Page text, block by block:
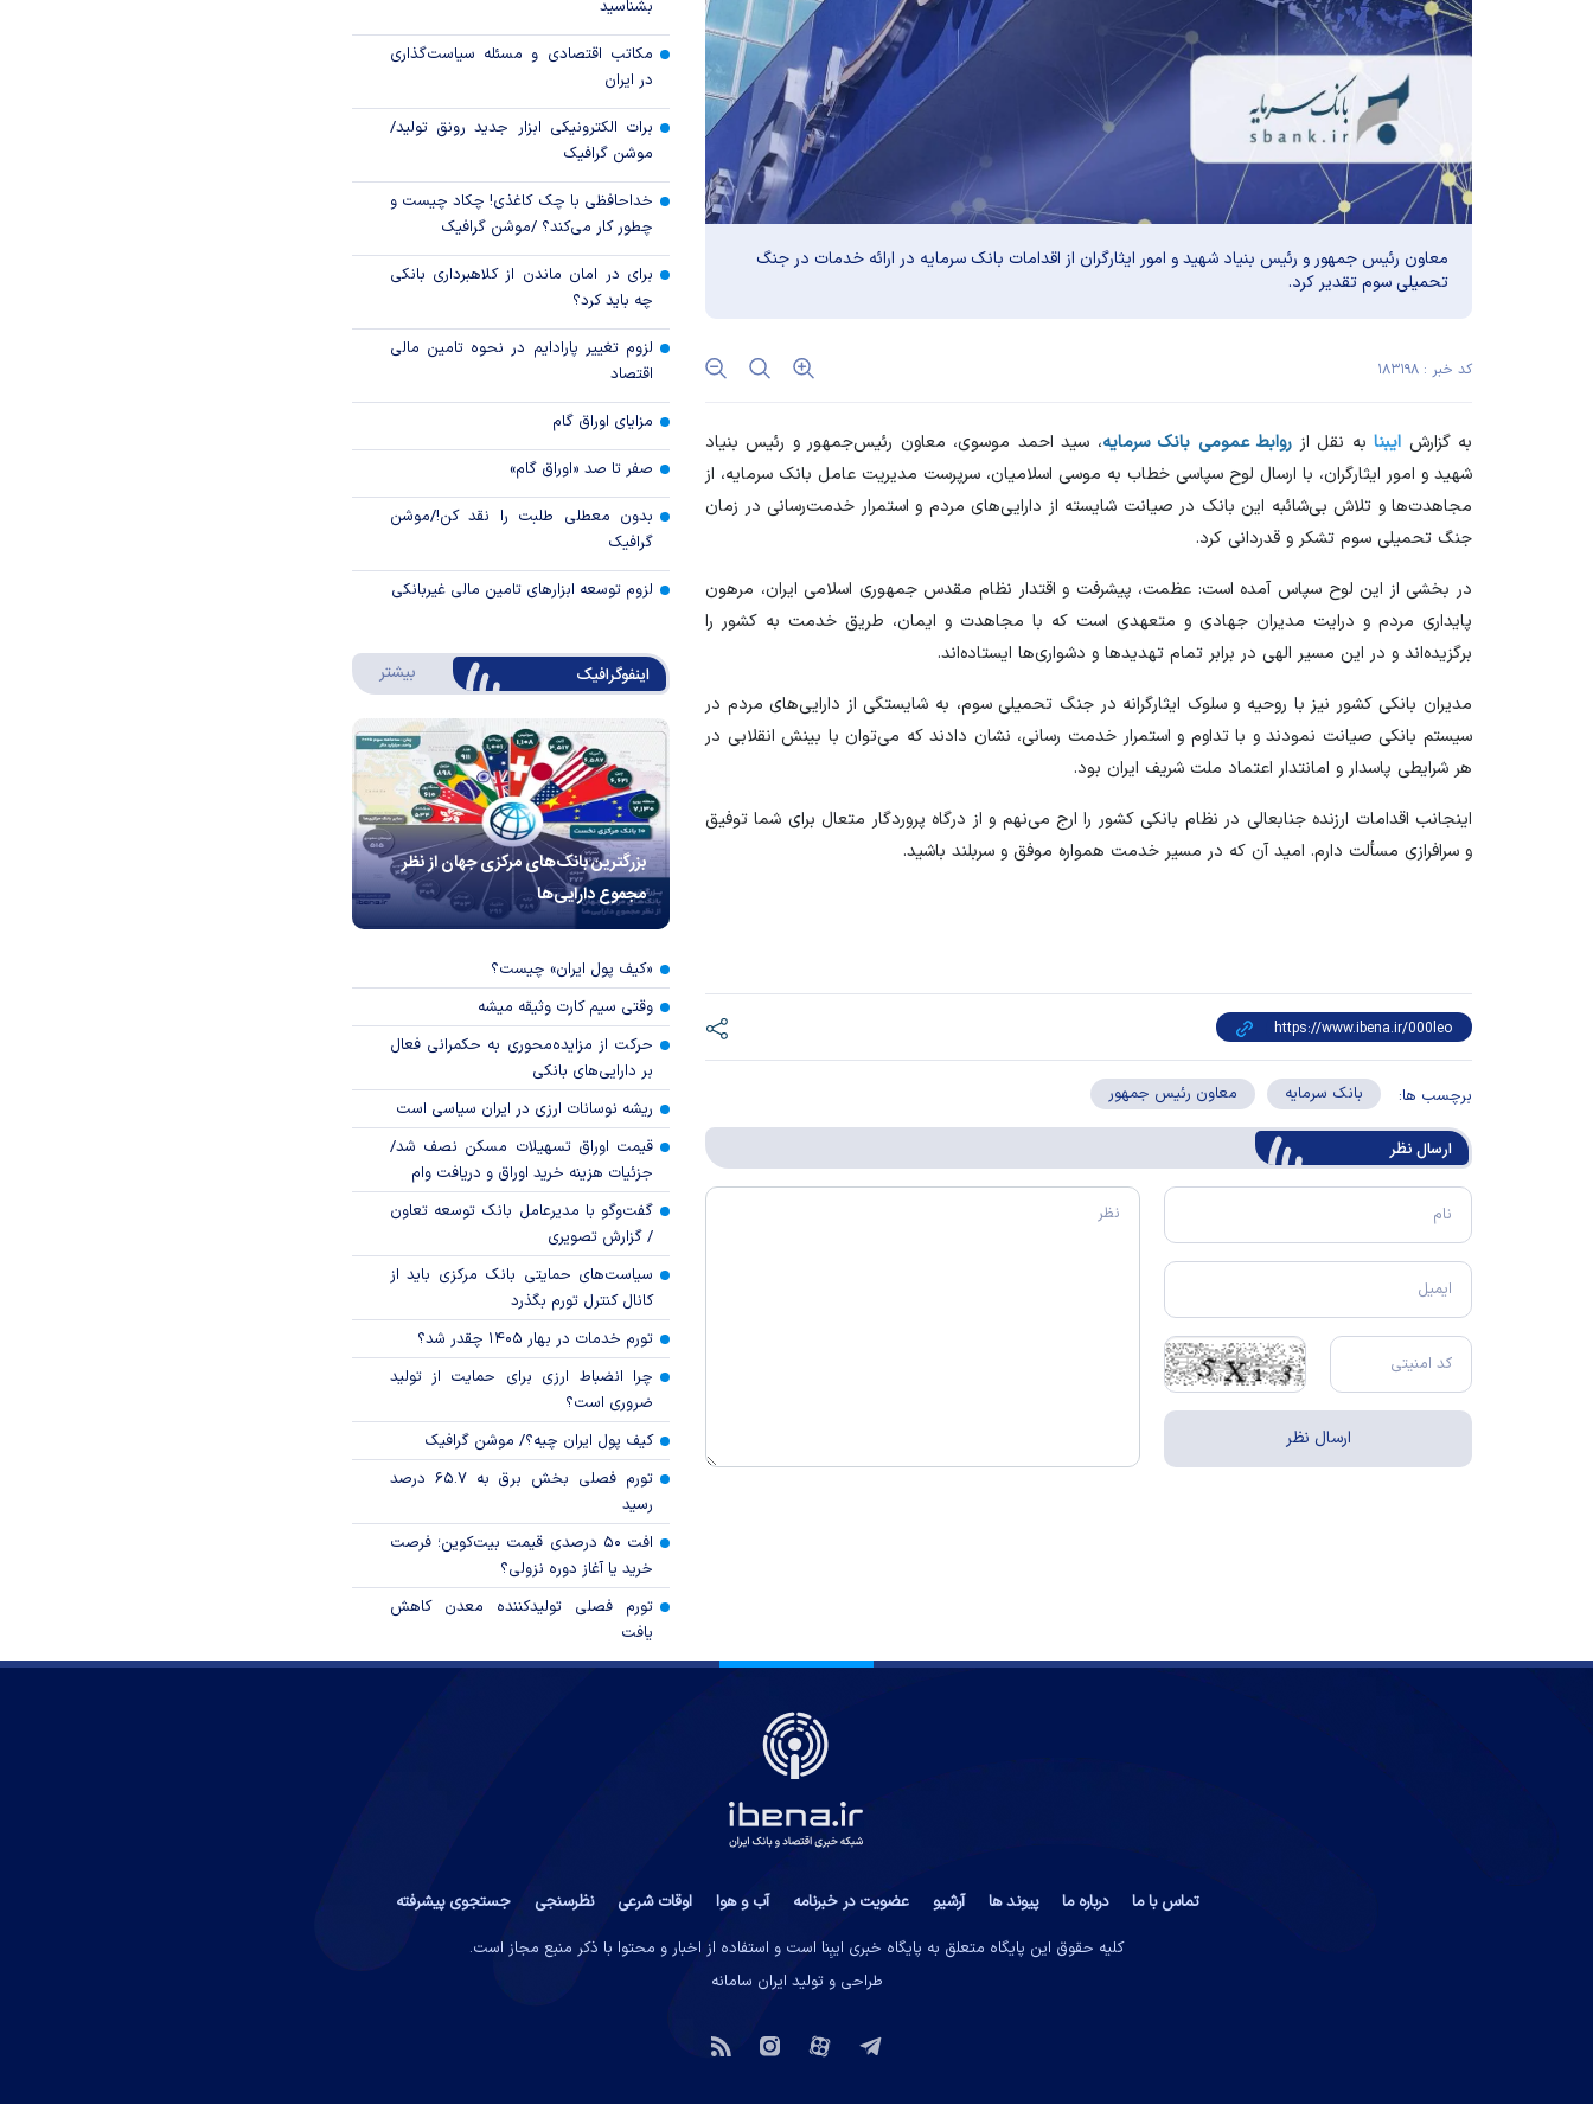
معاون رئیس جمهور و رئیس بنیاد شهید و امور ایثارگران از اقدامات بانک سرمایه در ارائه خدمات در جنگ
تحمیلی سوم تقدیر کرد.
کد خبر : ۱۸۳۱۹۸
به گزارش ایبنا به نقل از روابط عمومی بانک سرمایه، سید احمد موسوی، معاون رئیس‌جمهور و رئیس بنیاد
شهید و امور ایثارگران، با ارسال لوح سپاسی خطاب به موسی اسلامیان، سرپرست مدیریت عامل بانک سرمایه، از
مجاهدت‌ها و تلاش بی‌شائبه این بانک در صیانت شایسته از دارایی‌های مردم و استمرار خدمت‌رسانی در زمان
جنگ تحمیلی سوم تشکر و قدردانی کرد.
در بخشی از این لوح سپاس آمده است: عظمت، پیشرفت و اقتدار نظام مقدس جمهوری اسلامی ایران، مرهون
پایداری مردم و درایت مدیران جهادی و متعهدی است که با مجاهدت و ایمان، طریق خدمت به کشور را
برگزیده‌اند و در این مسیر الهی در برابر تمام تهدید‌ها و دشواری‌ها ایستاده‌اند.
مدیران بانکی کشور نیز با روحیه و سلوک ایثارگرانه در جنگ تحمیلی سوم، به شایستگی از دارایی‌های مردم در
سیستم بانکی صیانت نمودند و با تداوم و استمرار خدمت رسانی، نشان دادند که می‌توان با بینش انقلابی در
هر شرایطی پاسدار و امانتدار اعتماد ملت شریف ایران بود.
اینجانب اقدامات ارزنده جنابعالی در نظام بانکی کشور را ارج می‌نهم و از درگاه پروردگار متعال برای شما توفیق
و سرافرازی مسألت دارم. امید آن که در مسیر خدمت همواره موفق و سربلند باشید.
برچسب ها: بانک سرمایه معاون رئیس جمهور
ارسال‌ نظر
قیمت دلار و یورو مرکز مبادله ایران؛
امروز پنجشنبه ۱۵ مرداد ۱۴۰۵
سقوط ارزهای صادراتی در سیاهچاله
کارت‌های بازرگانی
بشناسید
مکاتب اقتصادی و مسئله سیاست‌گذاری
در ایران
برات الکترونیکی ابزار جدید رونق تولید/
موشن گرافیک
خداحافظی با چک کاغذی! چکاد چیست و
چطور کار می‌کند؟ /موشن گرافیک
برای در امان ماندن از کلاهبرداری بانکی
چه باید کرد؟
لزوم تغییر پارادایم در نحوه تامین مالی
اقتصاد
مزایای اوراق گام
صفر تا صد «اوراق گام»
بدون معطلی طلبت را نقد کن!/موشن
گرافیک
لزوم توسعه ابزارهای تامین مالی غیربانکی
اینفوگرافیک بیشتر درباره اینفوگرافیک
بزرگترین بانک‌های مرکزی جهان از نظر
مجموع دارایی‌ها
«کیف پول ایران» چیست؟
وقتی سیم کارت وثیقه میشه
حرکت از مزایده‌محوری به حکمرانی فعال
بر دارایی‌های بانکی
ریشه نوسانات ارزی در ایران سیاسی است
قیمت اوراق تسهیلات مسکن نصف شد/
جزئیات هزینه خرید اوراق و دریافت وام
گفت‌وگو با مدیرعامل بانک توسعه تعاون
/ گزارش تصویری
سیاست‌های حمایتی بانک مرکزی باید از
کانال کنترل تورم بگذرد
تورم خدمات در بهار ۱۴۰۵ چقدر شد؟
چرا انضباط ارزی برای حمایت از تولید
ضروری است؟
کیف پول ایران چیه؟/ موشن گرافیک
تورم فصلی بخش برق به ۶۵.۷ درصد
رسید
افت ۵۰ درصدی قیمت بیت‌کوین؛ فرصت
خرید یا آغاز دوره نزولی؟
تورم فصلی تولیدکننده معدن کاهش
یافت
تماس با ما درباره ما پیوند ها آرشیو عضویت در خبرنامه آب و هوا اوقات شرعی نظرسنجی
جستجوی پیشرفته
کلیه حقوق این پایگاه متعلق به پایگاه خبری ایبِنا است و استفاده از اخبار و محتوا با ذکر منبع مجاز است.
طراحی و تولید ایران سامانه